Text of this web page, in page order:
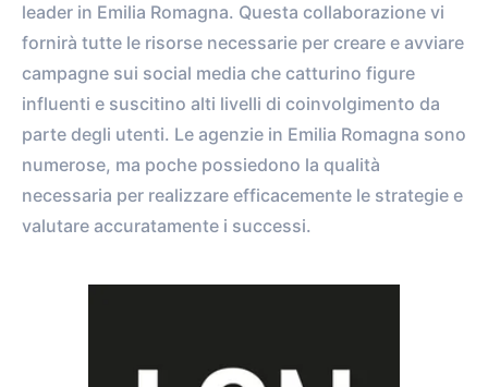
leader in Emilia Romagna. Questa collaborazione vi
fornirà tutte le risorse necessarie per creare e avviare
campagne sui social media che catturino figure
influenti e suscitino alti livelli di coinvolgimento da
parte degli utenti. Le agenzie in Emilia Romagna sono
numerose, ma poche possiedono la qualità
necessaria per realizzare efficacemente le strategie e
valutare accuratamente i successi.